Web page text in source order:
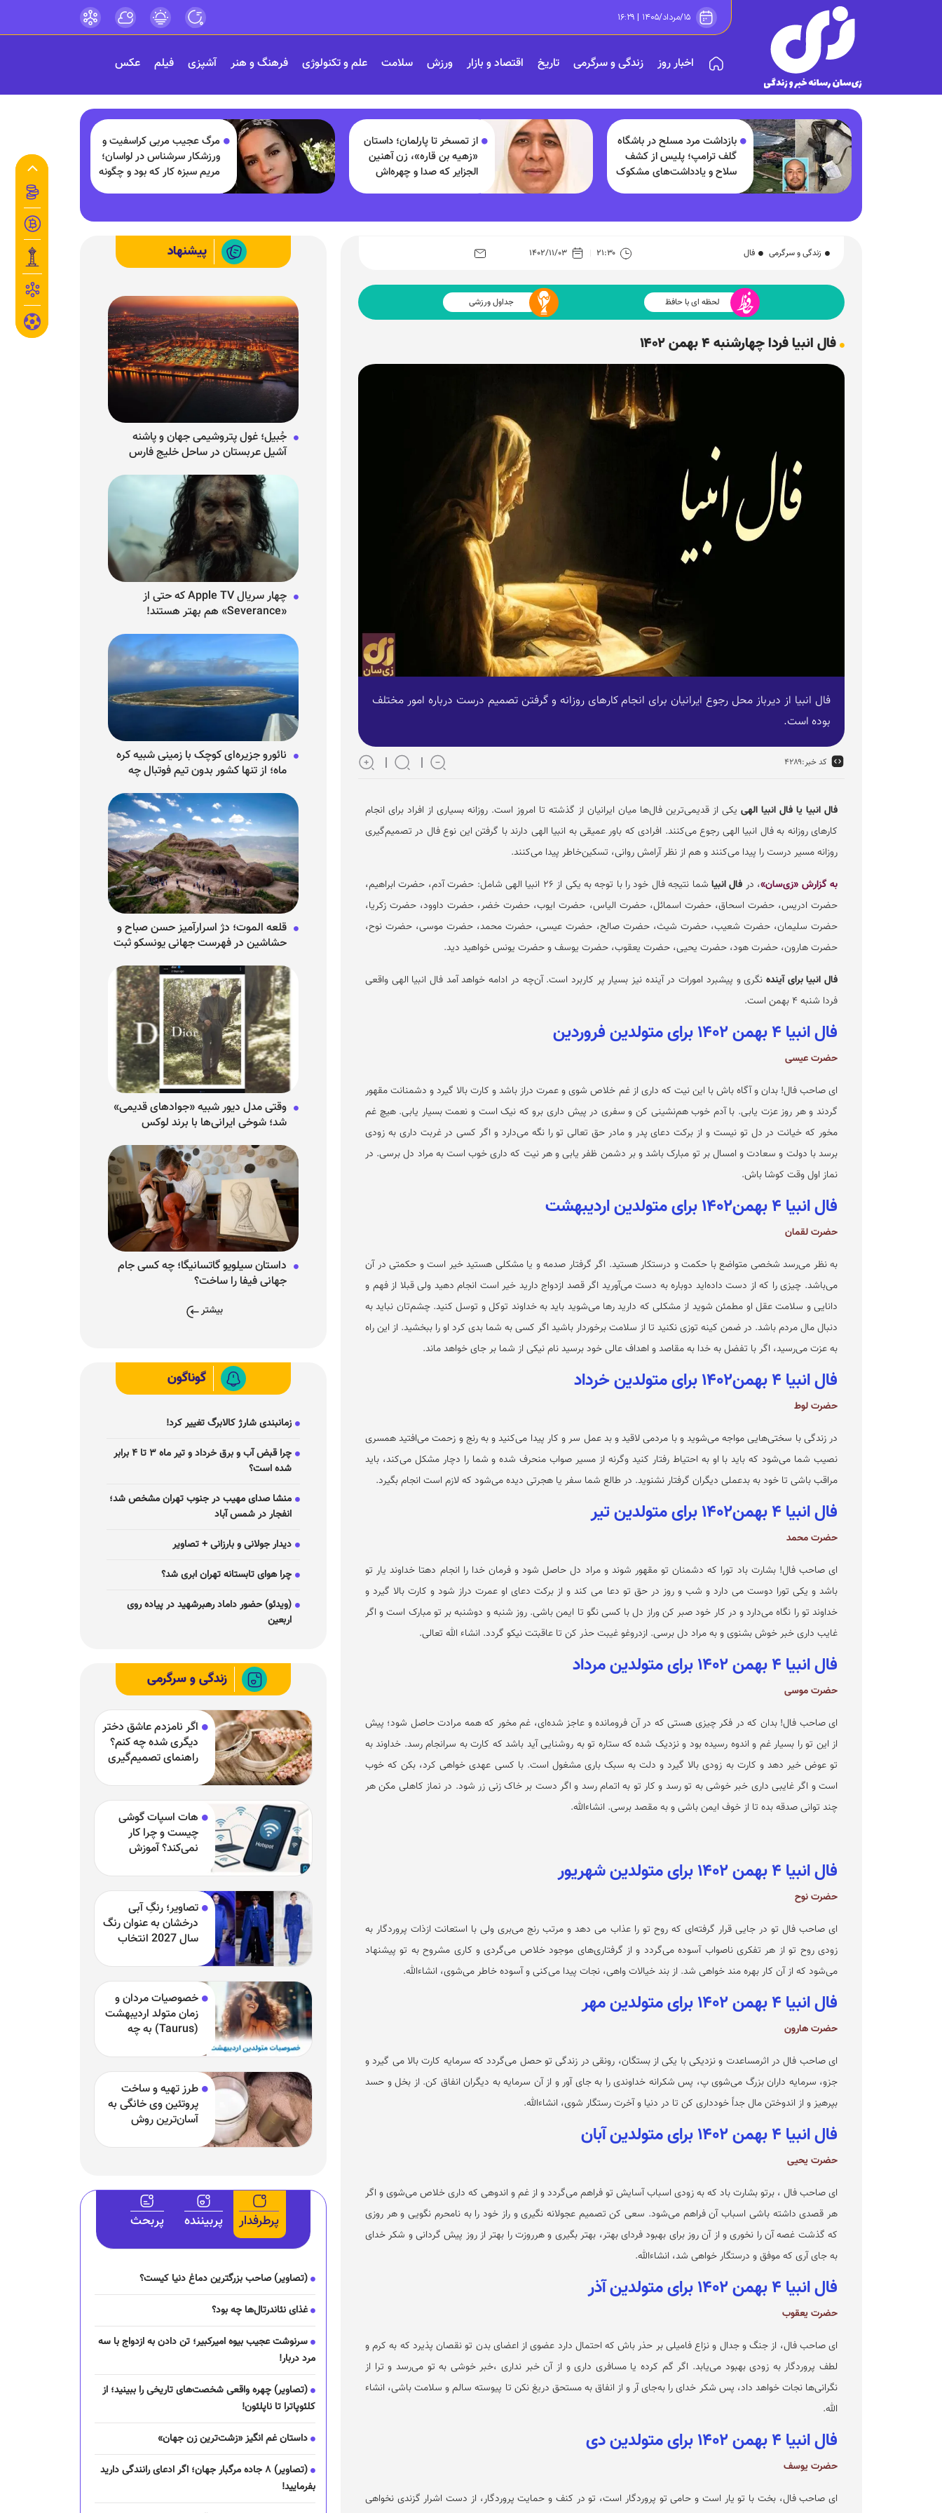
۱۵/مرداد/۱۴۰۵ | ۱۶:۲۹
اخبار روز زندگی و سرگرمی تاریخ اقتصاد و بازار ورزش سلامت علم و تکنولوژی فرهنگ و هنر آشپزی فیلم عکس
بازداشت مرد مسلح در باشگاه
گلف ترامپ؛ پلیس از کشف
سلاح و یادداشت‌های مشکوک
از تمسخر تا پارلمان؛ داستان
«زهیه بن قاره»، زن آهنین
الجزایر که صدا و چهره‌اش
مرگ عجیب مربی کراسفیت و
ورزشکار سرشناس در لواسان؛
مریم سبزه کار که بود و چگونه
زندگی و سرگرمی فال ۲۱:۳۰ ۱۴۰۲/۱۱/۰۳
لحظه ای با حافظ جداول ورزشی
فال انبیا فردا چهارشنبه ۴ بهمن ۱۴۰۲
فال انبیا از دیرباز محل رجوع ایرانیان برای انجام کار‌های روزانه و گرفتن تصمیم درست درباره امور مختلف
بوده است.
کد خبر:۴۲۸۹
فال انبیا یا فال انبیا الهی یکی از قدیمی‌ترین فال‌ها میان ایرانیان از گذشته تا امروز است. روزانه بسیاری از افراد برای انجام
کار‌های روزانه به فال انبیا الهی رجوع می‌کنند. افرادی که باور عمیقی به انبیا الهی دارند با گرفتن این نوع فال در تصمیم‌گیری
روزانه مسیر درست را پیدا می‌کنند و هم از نظر آرامش روانی، تسکین‌خاطر پیدا می‌کنند.
به گزارش «زی‌سان»، در فال انبیا
شما نتیجه فال خود را با توجه به یکی از ۲۶ انبیا الهی شامل: حضرت آدم، حضرت ابراهیم،
حضرت ادریس، حضرت اسحاق، حضرت اسمائل، حضرت الیاس، حضرت ایوب، حضرت خضر، حضرت داوود، حضرت زکریا،
حضرت سلیمان، حضرت شعیب، حضرت شیث، حضرت صالح، حضرت عیسی، حضرت محمد، حضرت موسی، حضرت نوح،
حضرت هارون، حضرت هود، حضرت یحیی، حضرت یعقوب، حضرت یوسف و حضرت یونس خواهید دید.
فال انبیا برای آینده نگری و پیشبرد امورات در آینده نیز بسیار پر کاربرد است. آن‌چه در ادامه خواهد آمد فال انبیا الهی واقعی
فردا شنبه ۴ بهمن است.
فال انبیا ۴ بهمن ۱۴۰۲ برای متولدین فروردین
حضرت عیسی
ای صاحب فال! بدان و آگاه باش با این نیت که داری از غم خلاص شوی و عمرت دراز باشد و کارت بالا گیرد و دشمنانت مقهور
گردند و هر روز عزت یابی. با آدم خوب هم‌نشینی کن و سفری در پیش داری برو که نیک است و نعمت بسیار یابی. هیچ غم
مخور که خیانت در دل تو نیست و از برکت دعای پدر و مادر حق تعالی تو را نگه می‌دارد و اگر کسی در غربت داری به زودی
برسد با دولت و سعادت و امسال بر تو مبارک باشد و بر دشمن ظفر یابی و هر نیت که داری خوب است به مراد دل برسی. در
نماز اول وقت کوشا باش.
فال انبیا ۴ بهمن۱۴۰۲ برای متولدین اردیبهشت
حضرت لقمان
به نظر می‌رسد شخصی متواضع با حکمت و درستکار هستید. اگر گرفتار صدمه و یا مشکلی هستید خیر است و حکمتی در آن
می‌باشد. چیزی را که از دست داده‌اید دوباره به دست می‌آورید اگر قصد ازدواج دارید خیر است انجام دهید ولی قبلا از فهم و
دانایی و سلامت عقل او مطمئن شوید از مشکلی که دارید رها می‌شوید باید به خداوند توکل و توسل کنید. چشم‌تان نباید به
دنبال مال مردم باشد. در ضمن کینه توزی نکنید تا از سلامت برخوردار باشید اگر کسی به شما بدی کرد او را ببخشید. از این راه
به عزت می‌رسید، اگر با تفضل به خدا به مقاصد و اهداف عالی خود برسید نام نیکی از شما بر جای خواهد ماند.
فال انبیا ۴ بهمن۱۴۰۲ برای متولدین خرداد
حضرت لوط
در زندگی با سختی‌هایی مواجه می‌شوید و با مردمی لاقید و بد عمل سر و کار پیدا می‌کنید و به رنج و زحمت می‌افتید همسری
نصیب شما می‌شود که باید با او به احتیاط رفتار کنید وگرنه از مسیر صواب منحرف شده و شما را دچار مشکل می‌کند، باید
مراقب باشی تا خود به بدعملی دیگران گرفتار نشنوید. در طالع شما سفر یا هجرتی دیده می‌شود که لازم است انجام بگیرد.
فال انبیا ۴ بهمن۱۴۰۲ برای متولدین تیر
حضرت محمد
ای صاحب فال! بشارت باد تورا که دشمنان تو مقهور شوند و مراد دل حاصل شود و فرمان خدا را انجام دهتا خداوند یار تو
باشد و یکی تورا دوست می دارد و شب و روز در حق تو دعا می کند و از برکت دعای او عمرت دراز شود و کارت بالا گیرد و
خداوند تو را نگاه می‌دارد و در کار خود صبر کن وراز دل با کسی نگو تا ایمن باشی. روز شنبه و دوشنبه بر تو مبارک است و اگر
غایب داری خبر خوش بشنوی و به مراد دل برسی. ازدروغو غیبت حذر کن تا عاقبتت نیکو گردد. انشاء الله تعالی.
فال انبیا ۴ بهمن ۱۴۰۲ برای متولدین مرداد
حضرت موسی
ای صاحب فال! بدان که در فکر چیزی هستی که در آن فرومانده و عاجز شده‌ای، غم مخور که همه مرادت حاصل شود؛ پیش
از این تو را بسیار غم و اندوه رسیده بود و نزدیک شده که ستاره تو به روشنایی آید باشد که کارت به سرانجام رسد. خداوند به
تو عوض خیر دهد و کارت به زودی بالا گیرد و دلت به سبک باری مشغول است. با کسی عهدی خواهی کرد، بکن که خوب
است و اگر غایبی داری خبر خوشی به تو رسد و کار تو به اتمام رسد و اگر دست بر خاک زنی زر شود. در نماز کاهلی مکن هر
چند توانی صدقه بده تا از خوف ایمن باشی و به مقصد برسی. انشاء‌الله.
فال انبیا ۴ بهمن ۱۴۰۲ برای متولدین شهریور
حضرت نوح
ای صاحب فال تو در جایی قرار گرفته‌ای که روح تو را عذاب می دهد و مرتب رنج می‌بری ولی با استعانت ازذات پروردگار به
زودی روح تو از هر تفکری ناصواب آسوده می‌گردد و از گرفتاری‌های موجود خلاص می‌گردی و کاری مشروح به تو پیشنهاد
می‌شود که از آن کار بهره مند خواهی شد. از بند خیالات واهی، نجات پیدا می‌کنی و آسوده خاطر می‌شوی، انشاءالله.
فال انبیا ۴ بهمن ۱۴۰۲ برای متولدین مهر
حضرت هارون
ای صاحب فال در اثرمساعدت و نزدیکی با یکی از بستگان، رونقی در زندگی تو حصل می‌گردد که سرمایه کارت بالا می گیرد و
جزو، سرمایه داران بزرگ می‌شوی پ، پس شکرانه خداوندی را به جای آور و از آن سرمایه به دیگران انفاق کن. از بخل و حسد
بپرهیز و از اندوختن مال جداً خودداری کن تا در دنیا و آخرت رستگار شوی، انشاءالله.
فال انبیا ۴ بهمن ۱۴۰۲ برای متولدین آبان
حضرت یحیی
ای صاحب فال ، برتو بشارت باد که به زودی اسباب آسایش تو فراهم می‌گردد و از غم و اندوهی که داری خلاص می‌شوی و اگر
هر قصدی داشته باشی اسباب آن فراهم می‌شود. سعی کن تصمیم عجولانه نگیری و راز خود را به نامحرم نگویی و هر روزی
که گذشت غصه آن را نخوری و از آن روز برای بهبود فردای بهتر، بهتر بگیری و هرروزت را بهتر از روز پیش گردانی و شکر خدای
به جای آری که موفق و درستگار خواهی شد، انشاءالله.
فال انبیا ۴ بهمن ۱۴۰۲ برای متولدین آذر
حضرت یعقوب
ای صاحب فال، از جنگ و جدال و نزاع فامیلی بر حذر باش که احتمال دارد عضوی از اعضای بدن تو نقصان پذیرد که به کرم و
لطف پروردگار به زودی بهبود می‌یابد. اگر گم کرده یا مسافری داری و از آن خبر نداری ،خبر خوشی به تو می‌رسد و ترا از
نگرانی‌ها نجات خواهد داد، پس شکر خدای را به‌جای آر و از انفاق به مستحق دریغ نکن تا پیوسته سالم و سلامت باشی، انشاء
الله.
فال انبیا ۴ بهمن ۱۴۰۲ برای متولدین دی
حضرت یوسف
ای صاحب فال، بخت با تو یار است و حامی تو پروردگار است، تو در کنف و حمایت پروردگار، از دست اشرار گزندی نخواهی
پیشنهاد
جُبیل؛ غول پتروشیمی جهان و پاشنه
آشیل عربستان در ساحل خلیج فارس
چهار سریال Apple TV که حتی از
«Severance» هم بهتر هستند!
نائورو جزیره‌ای کوچک با زمینی شبیه کره
ماه؛ از تنها کشور بدون تیم فوتبال چه
قلعه الموت؛ دژ اسرارآمیز حسن صباح و
حشاشین در فهرست جهانی یونسکو ثبت
وقتی مدل دیور شبیه «جوادهای قدیمی»
شد؛ شوخی ایرانی‌ها با برند لوکس
داستان سیلویو گاتسانیگا؛ چه کسی جام
جهانی فیفا را ساخت؟
بیشتر
گوناگون
زمانبندی شارژ کالابرگ تغییر کرد!
چرا قبض آب و برق خرداد و تیر ماه ۳ تا ۴ برابر
شده است؟
منشا صدای مهیب در جنوب تهران مشخص شد؛
انفجار در شمس آباد
دیدار جولانی و بارزانی + تصاویر
چرا هوای تابستانه تهران ابری شد؟
(ویدئو) حضور داماد رهبرشهید در پیاده روی
اربعین
زندگی و سرگرمی
اگر نامزدم عاشق دختر
دیگری شده چه کنم؟
راهنمای تصمیم‌گیری
هات اسپات گوشی
چیست و چرا کار
نمی‌کند؟ آموزش
مشکلات
تصاویر؛ رنگِ آبی
درخشان به عنوان رنگ
سال 2027 انتخاب
خصوصیات مردان و
زمان متولد اردیبهشت
(Taurus) به چه
و بارزترین خصوصیت
اردیبهشتی‌ها چیست؟
طرز تهیه و ساخت
پروتئین وی خانگی به
آسان‌ترین روش
پرطرفدار پربیننده پربحث
(تصاویر) صاحب بزرگترین دماغ دنیا کیست؟
غذای نئاندرتال‌ها چه بود؟
سرنوشت عجیب بیوه امیرکبیر؛ تن دادن به ازدواج با سه
مرد دربار!
(تصاویر) چهره واقعی شخصت‌های تاریخی را ببینید؛ از
کلئوپاترا تا ناپلئون!
داستان غم انگیز «زشت‌ترین زن جهان»
(تصاویر) ۸ جاده مرگبار جهان؛ اگر ادعای رانندگی دارید
بفرمایید!